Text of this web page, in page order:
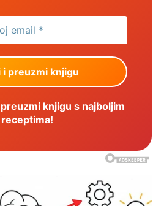
knjigu s najboljim
receptima!